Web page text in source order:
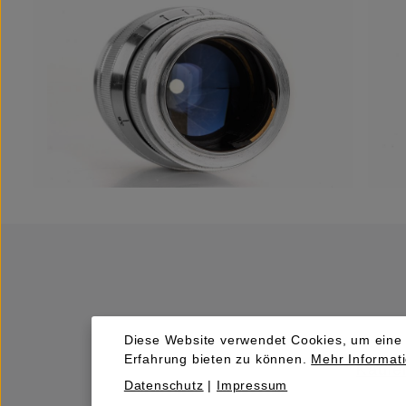
Diese Website verwendet Cookies, um
Erfahrung bieten zu können. Mehr
Datenschutz | Impressum